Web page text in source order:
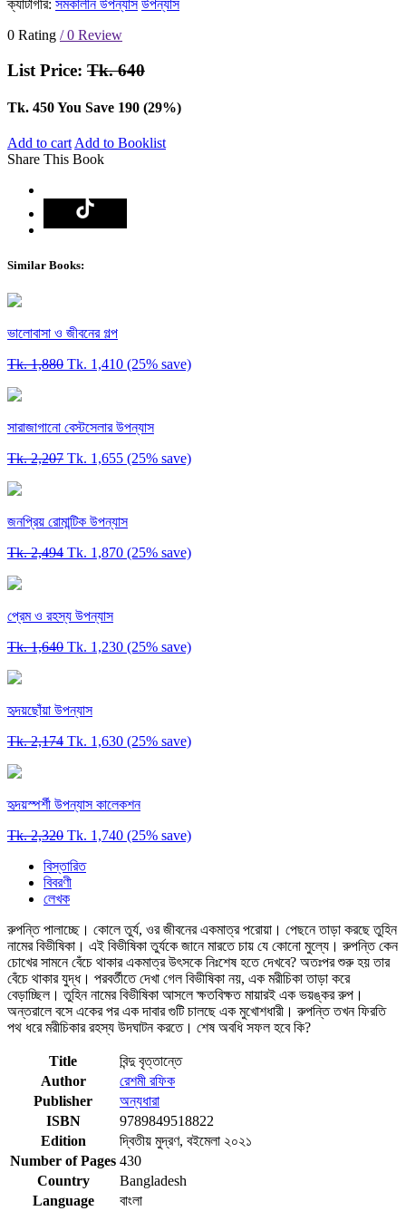
ক্যাটাগরি: সমকালীন উপন্যাস উপন্যাস
0 Rating / 0 Review
List Price: Tk. 640
Tk. 450You Save 190 (29%)
Add to cart Add to Booklist
Share This Book
Similar Books:
ভালোবাসা ও জীবনের গল্প
Tk. 1,880 Tk. 1,410 (25% save)
সারাজাগানো বেস্টসেলার উপন্যাস
Tk. 2,207 Tk. 1,655 (25% save)
জনপ্রিয় রোমান্টিক উপন্যাস
Tk. 2,494 Tk. 1,870 (25% save)
প্রেম ও রহস্য উপন্যাস
Tk. 1,640 Tk. 1,230 (25% save)
হৃদয়ছোঁয়া উপন্যাস
Tk. 2,174 Tk. 1,630 (25% save)
হৃদয়স্পর্শী উপন্যাস কালেকশন
Tk. 2,320 Tk. 1,740 (25% save)
বিস্তারিত
বিবরণী
লেখক
রুপন্তি পালাচ্ছে। কোলে তুর্য, ওর জীবনের একমাত্র পরোয়া। পেছনে তাড়া করছে তুহিন
নামের বিভীষিকা। এই বিভীষিকা তুর্যকে জানে মারতে চায় যে কোনো মুল্যে। রুপন্তি কেন
চোখের সামনে বেঁচে থাকার একমাত্র উৎসকে নিঃশেষ হতে দেখবে? অতঃপর শুরু হয় তার
বেঁচে থাকার যুদ্ধ। পরবর্তীতে দেখা গেল বিভীষিকা নয়, এক মরীচিকা তাড়া করে
বেড়াচ্ছিল। তুহিন নামের বিভীষিকা আসলে ক্ষতবিক্ষত মায়ারই এক ভয়ঙ্কর রুপ।
অন্তরালে বসে একের পর এক দাবার গুটি চালছে এক মুখোশধারী। রুপন্তি তখন ফিরতি
পথ ধরে মরীচিকার রহস্য উদঘাটন করতে। শেষ অবধি সফল হবে কি?
Title
বিন্দু বৃত্তান্তে
Author
রেশমী রফিক
Publisher
অন্যধারা
ISBN
9789849518822
Edition
দ্বিতীয় মুদ্রণ, বইমেলা ২০২১
Number of Pages 430
Country
Bangladesh
Language
বাংলা